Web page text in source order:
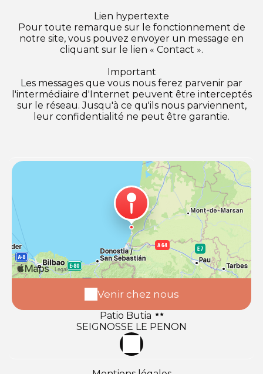
Lien hypertexte
Pour toute remarque sur le fonctionnement de
notre site, vous pouvez envoyer un message en
cliquant sur le lien « Contact ».
Important
Les messages que vous nous ferez parvenir par
l'intermédiaire d'Internet peuvent être interceptés
sur le réseau. Jusqu'à ce qu'ils nous parviennent,
leur confidentialité ne peut être garantie.
Venir chez nous
Patio Butia
SEIGNOSSE LE PENON